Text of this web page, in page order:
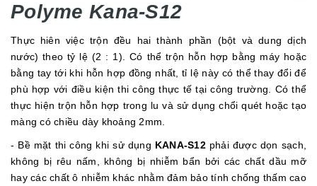
Polyme Kana-S12
Thực hiên việc trộn đều hai thành phần (bột và dung dịch
nước) theo tỷ lệ (2 : 1). Có thể trộn hỗn hợp bằng máy hoặc
bằng tay tới khi hỗn hợp đồng nhất, tỉ lệ này có thể thay đổi để
phù hợp với điều kiện thi công thực tế tại công trường. Có thể
thực hiện trộn hỗn hợp trong lu và sử dụng chổi quét hoặc tạo
màng có chiều dày khoảng 2mm.
- Bề mặt thi công khi sử dụng KANA-S12 phải được dọn sạch,
không bị rêu nấm, không bị nhiễm bẩn bởi các chất dầu mỡ
hay các chất ô nhiễm khác nhằm đảm bảo tính chống thấm cao